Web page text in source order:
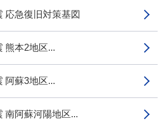
応急復旧対策基図
熊本2地区...
阿蘇3地区...
南阿蘇河陽地区...